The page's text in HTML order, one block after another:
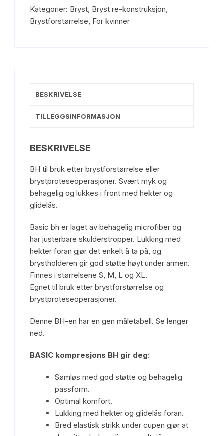
lukking
i
Kategorier: Bryst, Bryst re-konstruksjon,
Brystforstørrelse, For kvinner
BESKRIVELSE
TILLEGGSINFORMASJON
BESKRIVELSE
BH til bruk etter brystforstørrelse eller
brystproteseoperasjoner. Svært myk og
behagelig og lukkes i front med hekter og
glidelås.
Basic bh er laget av behagelig microfiber og
har justerbare skulderstropper. Lukking med
hekter foran gjør det enkelt å ta på, og
brystholderen gir god støtte høyt under armen.
Finnes i størrelsene S, M, L og XL.
Egnet til bruk etter brystforstørrelse og
brystproteseoperasjoner.
Denne BH-en har en gen måletabell. Se lenger
ned.
BASIC kompresjons BH gir deg:
Sømløs med god støtte og behagelig
passform.
Optimal komfort.
Lukking med hekter og glidelås foran.
Bred elastisk strikk under cupen gjør at